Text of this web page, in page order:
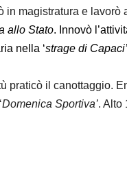
in magistratura e lavorò
allo Stato. Innovò
nella ‘strage di
praticò il canottaggio.
Domenica Sportiva’. Alto